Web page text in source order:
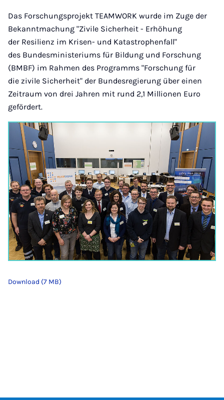
Das Forschungsprojekt TEAMWORK wurde im Zuge der
Bekanntmachung "Zivile Sicherheit - Erhöhung
der Resilienz im Krisen- und Katastrophenfall"
des Bundesministeriums für Bildung und Forschung
(BMBF) im Rahmen des Programms "Forschung für
die zivile Sicherheit" der Bundesregierung über einen
Zeitraum von drei Jahren mit rund 2,1 Millionen Euro
gefördert.
Download (7 MB)